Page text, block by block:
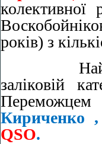
років) з
заліковій
Кириченко ,
QSO.